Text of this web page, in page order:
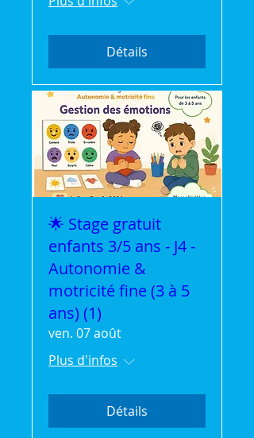
Détails
🌟 Stage gratuit
enfants 3/5 ans - J4 -
Autonomie &
motricité fine (3 à 5
ans) (1)
ven. 07 août
Plus d'infos
Détails